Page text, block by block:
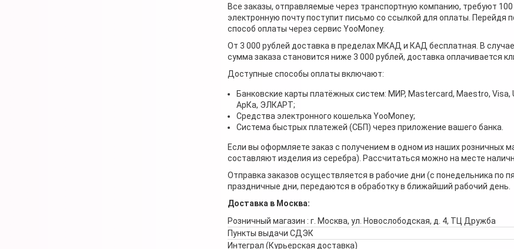
Все заказы, отправляемые через транспортную компанию, требуют
электронную почту поступит письмо со ссылкой для оплаты. Перейдя
способ оплаты через сервис YooMoney.
От 3 000 рублей доставка в пределах МКАД и КАД бесплатная. В
сумма заказа становится ниже 3 000 рублей, доставка оплачивается
Доступные способы оплаты включают:
Банковские карты платёжных систем: МИР, Mastercard, Maestro, Visa,
АрКа, ЭЛКАРТ;
Средства электронного кошелька YooMoney;
Система быстрых платежей (СБП) через приложение вашего банка.
Если вы оформляете заказ с получением в одном из наших розничных
составляют изделия из серебра). Рассчитаться можно на месте
Отправка заказов осуществляется в рабочие дни (с понедельника по
праздничные дни, передаются в обработку в ближайший рабочий день.
Доставка в Москва:
Розничный магазин : г. Москва, ул. Новослободская, д. 4, ТЦ Дружба
Пункты выдачи СДЭК
Интеграл (Курьерская доставка)